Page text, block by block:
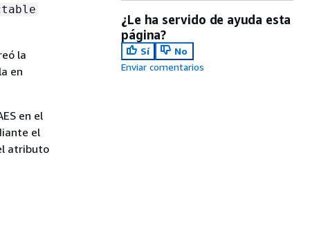
la
en
en el
el
atributo
¿Le ha servido de ayuda esta
página?
Sí
No
Enviar comentarios